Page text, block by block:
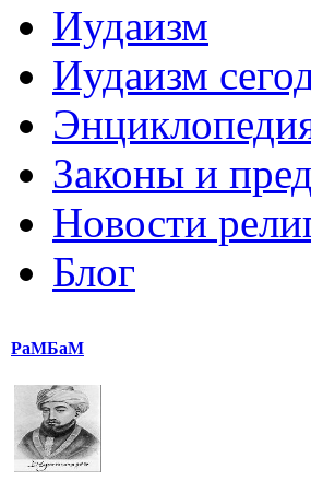
Иудаизм
Иудаизм
Законы и
Новости
Блог
РаМБаМ